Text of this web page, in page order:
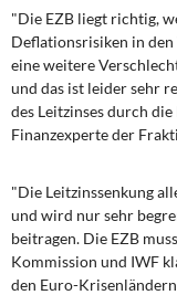
Wirtschaftspolitik
Steuer- und
Öffentliche
DIE LINKE
Weitere Themen
"Die EZB liegt richtig,
Deflationsrisiken in
eine weitere
und das ist leider sehr
des Leitzinses durch
Finanzexperte der
"Die Leitzinssenkung
und wird nur sehr
beitragen. Die EZB
Kommission und IWF
den Euro-